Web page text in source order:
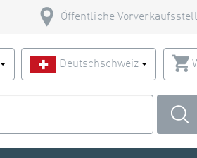
Öffentliche
Deutschschweiz